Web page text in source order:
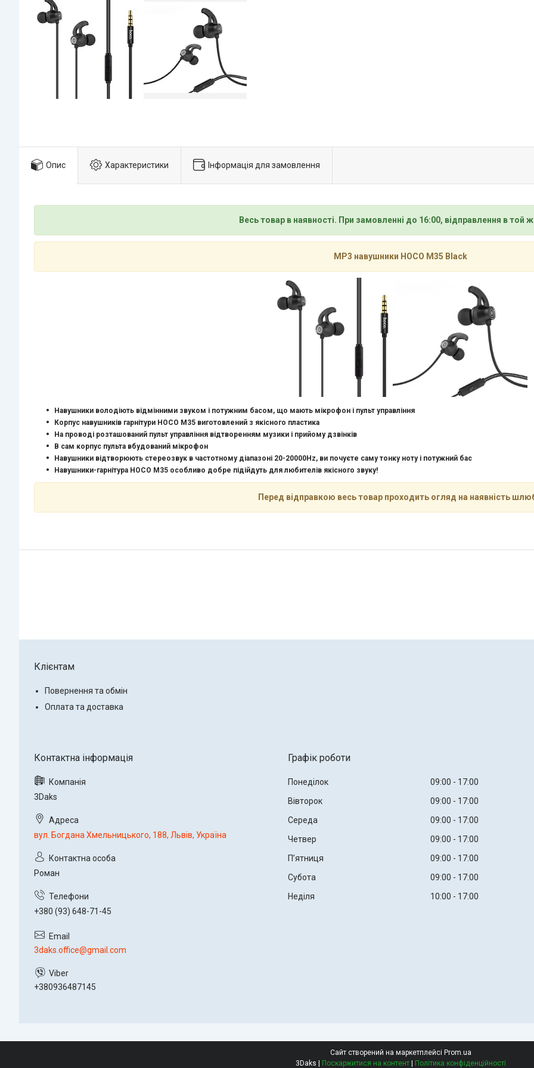
Опис Характеристики Інформація для замовлення
Весь товар в наявності. При замовленні до 16:00, відправлення в той
MP3 навушники HOCO M35 Black
Навушники володіють відмінними звуком і потужним басом, що мають мікрофон і пульт управління
Корпус навушників гарнітури HOCO M35 виготовлений з якісного пластика
На проводі розташований пульт управління відтворенням музики і прийому дзвінків
В сам корпус пульта вбудований мікрофон
Навушники відтворюють стереозвук в частотному діапазоні 20-20000Hz, ви почуєте саму тонку ноту і потужний бас
Навушники-гарнітура HOCO M35 особливо добре підійдуть для любителів якісного звуку!
Перед відправкою весь товар проходить огляд на наявність
Клієнтам
Повернення та обмін
Оплата та доставка
3Daks
вул. Богдана Хмельницького, 188, Львів, Україна
Роман
+380 (93) 648-71-45
3daks.office@gmail.com
+380936487145
Графік роботи
Понеділок 09:00
17:00
Вівторок
09:00
17:00
Середа
09:00
17:00
Четвер
09:00
17:00
Пʼятниця
09:00
17:00
Субота
09:00
17:00
Неділя
10:00 17:00
Сайт створений на маркетплейсі Prom.ua
3Daks | Поскаржитися на контент | Політика конфіденційності